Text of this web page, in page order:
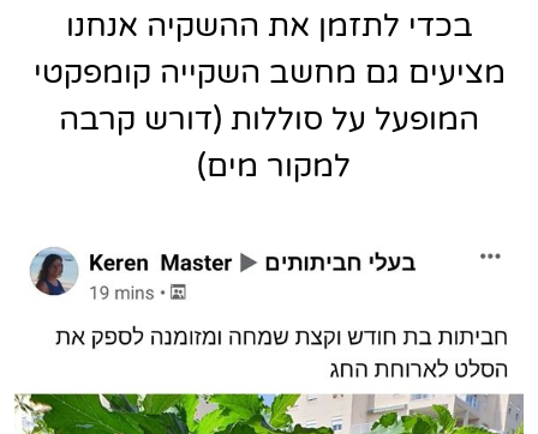
בכדי לתזמן את ההשקיה אנחנו
מציעים גם מחשב השקייה קומפקטי
המופעל על סוללות (דורש קרבה
למקור מים)